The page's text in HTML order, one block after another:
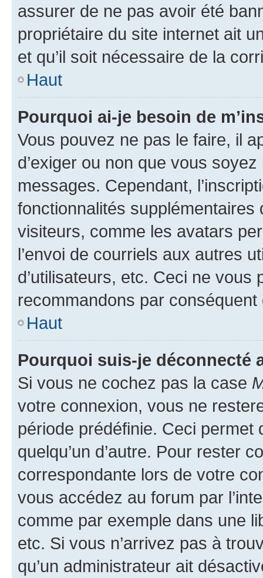
assurer de ne pas avoir été
propriétaire du site internet ait
et qu’il soit nécessaire de la
Haut
Pourquoi ai-je besoin de
Vous pouvez ne pas le faire, il
d’exiger ou non que vous
messages. Cependant,
fonctionnalités
visiteurs, comme les avatars
l’envoi de courriels aux autres
d’utilisateurs, etc. Ceci ne vous
recommandons par conséquent
Haut
Pourquoi suis-je déconnecté
Si vous ne cochez pas la case
votre connexion, vous ne
période prédéfinie. Ceci permet
quelqu’un d’autre. Pour rester
correspondante lors de votre
vous accédez au forum par
comme par exemple dans une
etc. Si vous n’arrivez pas à
qu’un administrateur ait